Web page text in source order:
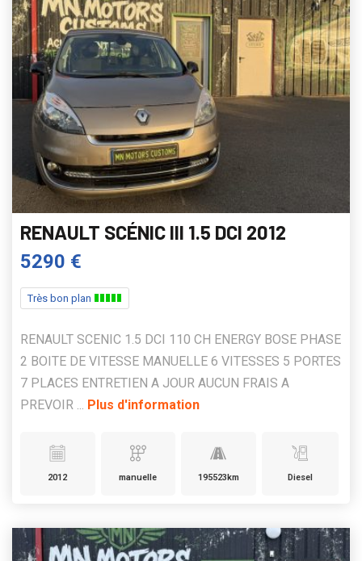
RENAULT SCÉNIC III 1.5 DCI 2012
5290 €
Très bon plan
RENAULT SCENIC 1.5 DCI 110 CH ENERGY BOSE PHASE
2 BOITE DE VITESSE MANUELLE 6 VITESSES 5 PORTES
7 PLACES ENTRETIEN A JOUR AUCUN FRAIS A
PREVOIR ... Plus d'information
2012 manuelle 195523km Diesel